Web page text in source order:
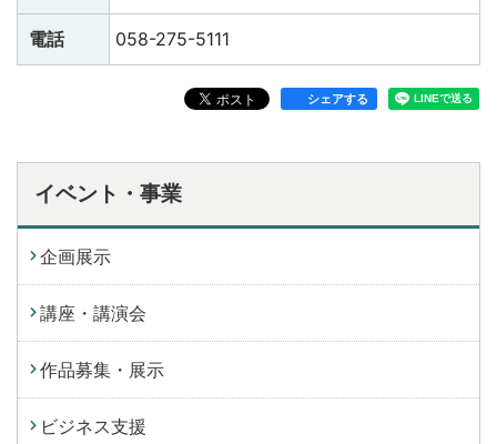
電話 058-275-5111
シェアする
イベント・事業
企画展示
講座・講演会
作品募集・展示
ビジネス支援